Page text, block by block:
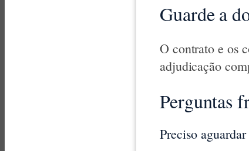
Guarde a
O contrato e os
adjudicação
Perguntas
Preciso